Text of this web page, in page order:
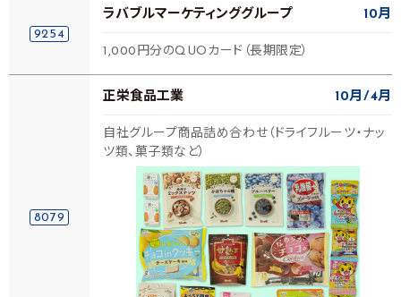
9254
ラバブルマーケティンググループ 10月
1,000円分のQUOカード（長期限定）
8079
正栄食品工業 10月 4月
自社グループ商品詰め合わせ（ドライフルーツ・ナッ
ツ類、菓子類など）